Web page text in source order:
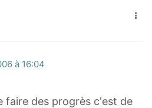
à 16:04
faire des progrès c'est de